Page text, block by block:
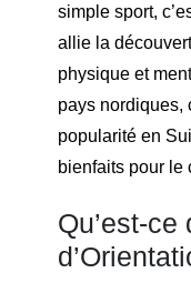
simple sport,
allie la
physique et
pays nordiques,
popularité en
bienfaits pour le
Qu’est-